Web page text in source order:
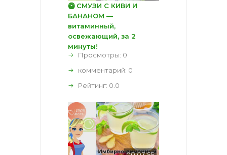
🥝 СМУЗИ С КИВИ И
БАНАНОМ —
витаминный,
освежающий, за 2
минуты!
Просмотры: 0
комментарий: 0
Рейтинг: 0.0